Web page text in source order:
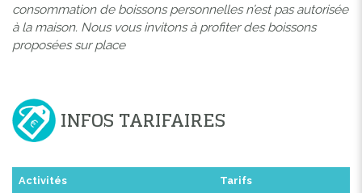
consommation de boissons personnelles n’est pas autorisée
à la maison. Nous vous invitons à profiter des boissons
proposées sur place
INFOS TARIFAIRES
Activités Tarifs